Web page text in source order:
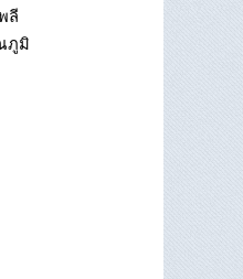
ลี
ภูมิ